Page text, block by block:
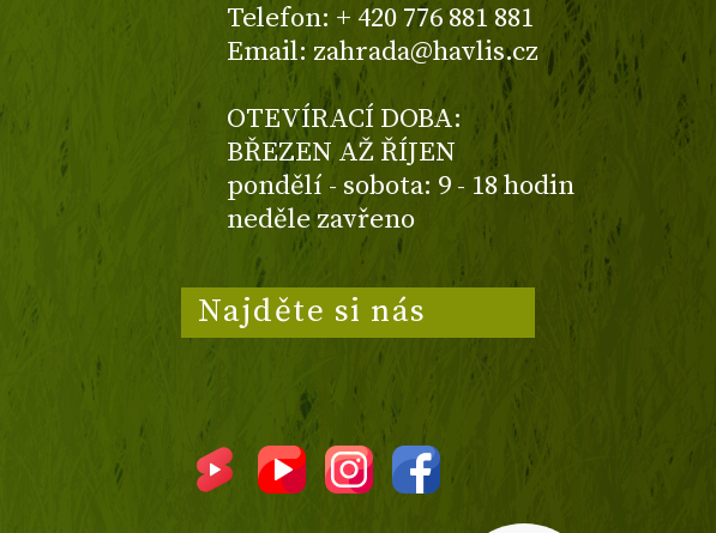
Telefon: + 420 776 881 881
Email: zahrada@havlis.cz
OTEVÍRACÍ DOBA:
BŘEZEN AŽ ŘÍJEN
pondělí - sobota: 9 - 18 hodin
neděle zavřeno
Najděte si nás